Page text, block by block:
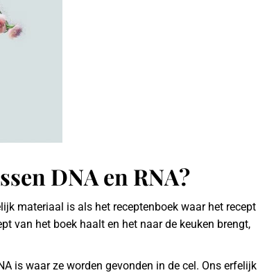
DNA en RNA?
materiaal is als het receptenboek waar het recept
van het boek haalt en het naar de keuken brengt,
is waar ze worden gevonden in de cel. Ons erfelijk